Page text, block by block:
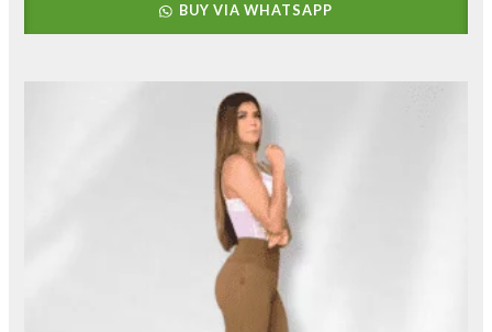
BUY VIA WHATSAPP